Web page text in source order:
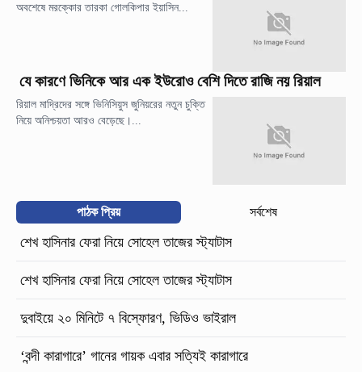
অবশেষে মরক্কোর তারকা গোলকিপার ইয়াসিন...
যে কারণে ভিনিকে আর এক ইউরোও বেশি দিতে রাজি নয় রিয়াল
রিয়াল মাদ্রিদের সঙ্গে ভিনিসিয়ুস জুনিয়রের নতুন চুক্তি
নিয়ে অনিশ্চয়তা আরও বেড়েছে।...
পাঠক প্রিয় সর্বশেষ
শেখ হাসিনার ফেরা নিয়ে সোহেল তাজের স্ট্যাটাস
শেখ হাসিনার ফেরা নিয়ে সোহেল তাজের স্ট্যাটাস
দুবাইয়ে ২০ মিনিটে ৭ বিস্ফোরণ, ভিডিও ভাইরাল
‘বন্দী কারাগারে’ গানের গায়ক এবার সত্যিই কারাগারে